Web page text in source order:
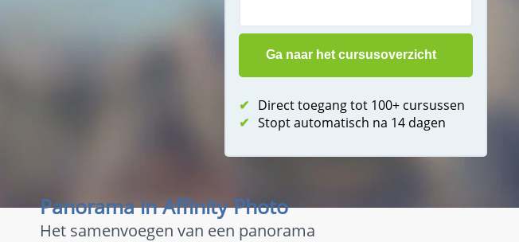
✔ Direct toegang tot 100+ cursussen
✔ Stopt automatisch na 14 dagen
Panorama in Affinity Photo
Het samenvoegen van een panorama